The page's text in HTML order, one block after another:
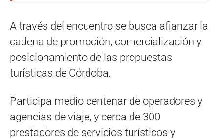
A través del encuentro se busca afianzar la
cadena de promoción, comercialización y
posicionamiento de las propuestas
turísticas de Córdoba.
Participa medio centenar de operadores y
agencias de viaje, y cerca de 300
prestadores de servicios turísticos y